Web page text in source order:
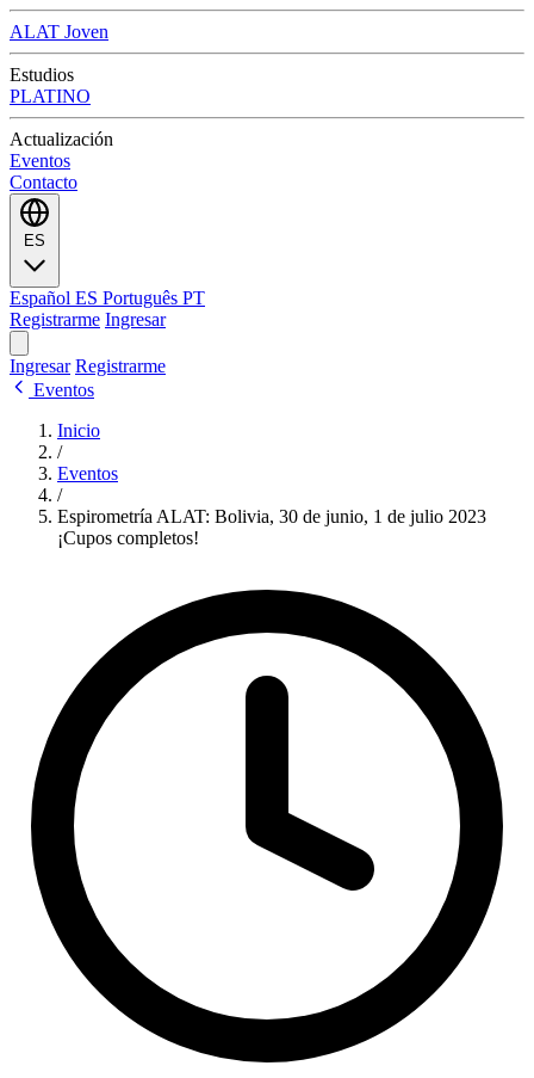
ALAT Joven
Estudios
PLATINO
Actualización
Eventos
Contacto
ES
Español ES Português PT
Registrarme Ingresar
Ingresar Registrarme
Eventos
Inicio
/
Eventos
/
Espirometría ALAT: Bolivia, 30 de junio, 1 de julio 2023
¡Cupos completos!